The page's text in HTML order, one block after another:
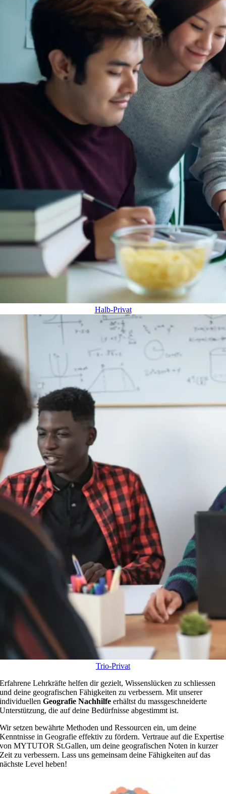
Halb-Privat
Trio-Privat
Erfahrene Lehrkräfte helfen dir gezielt, Wissenslücken zu schliessen
und deine geografischen Fähigkeiten zu verbessern. Mit unserer
individuellenGeografie Nachhilfe erhältst du massgeschneiderte
Unterstützung, die auf deine Bedürfnisse abgestimmt ist.
Wir setzen bewährte Methoden und Ressourcen ein, um deine
Kenntnisse in Geografie effektiv zu fördern. Vertraue auf die Expertise
von MYTUTOR St.Gallen, um deine geografischen Noten in kurzer
Zeit zu verbessern. Lass uns gemeinsam deine Fähigkeiten auf das
nächste Level heben!